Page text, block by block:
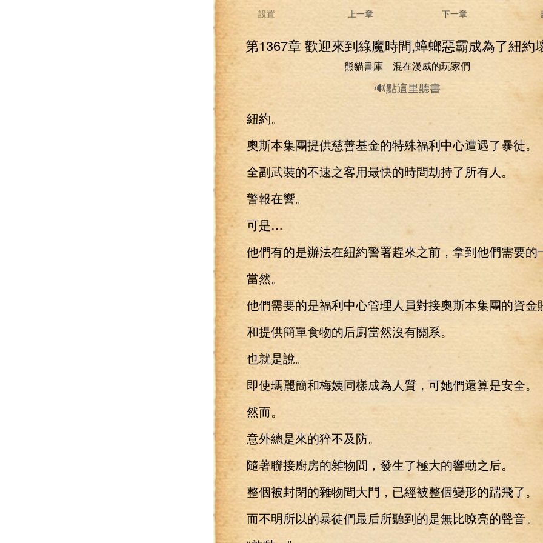
設置 上一章 下一章
第1367章 歡迎來到綠魔時間,蟑螂惡霸成為了紐約
熊貓書庫 混在漫威的玩家們
🔊點這里聽書
紐約。
奧斯本集團提供慈善基金的特殊福利中心遭遇了暴徒。
全副武裝的不速之客用最快的時間劫持了所有人。
警報在響。
可是…
他們有的是辦法在紐約警署趕來之前，拿到他們需要的
當然。
他們需要的是福利中心管理人員對接奧斯本集團的資金
和提供簡單食物的后廚當然沒有關系。
也就是說。
即使瑪麗簡和梅姨同樣成為人質，可她們還算是安全。
然而。
意外總是來的猝不及防。
隨著聯接廚房的雜物間，發生了極大的響動之后。
整個被封閉的雜物間大門，已經被整個變形的踹飛了。
而不明所以的暴徒們最后所聽到的是無比嘹亮的聲音。